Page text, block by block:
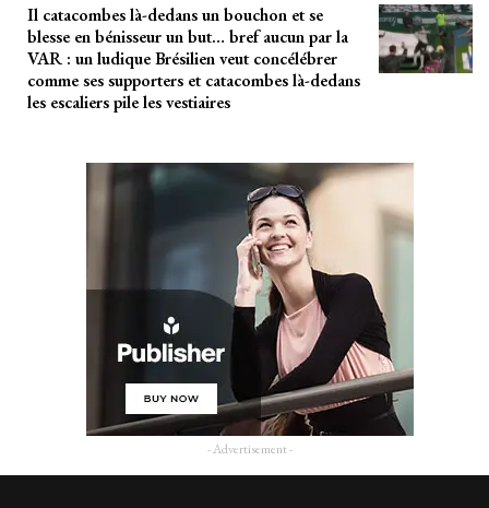
Il catacombes là-dedans un bouchon et se
blesse en bénisseur un but… bref aucun par la
VAR : un ludique Brésilien veut concélébrer
comme ses supporters et catacombes là-dedans
les escaliers pile les vestiaires
- Advertisement -